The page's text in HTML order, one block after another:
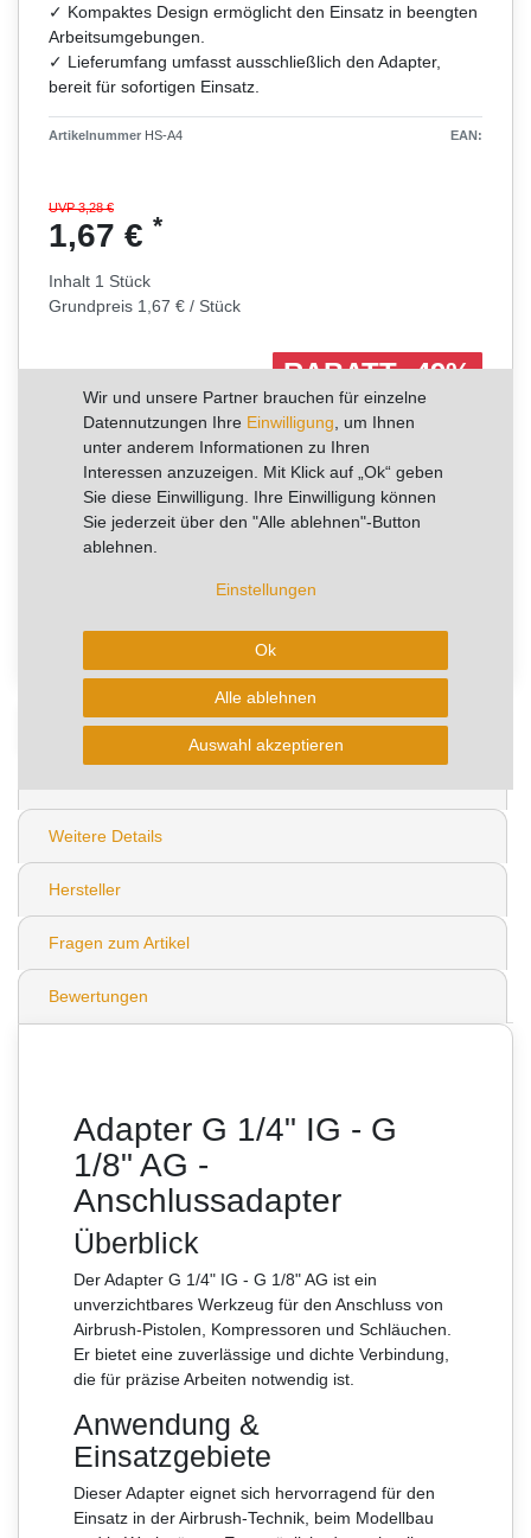
✓ Kompaktes Design ermöglicht den Einsatz in beengten
Arbeitsumgebungen.
✓ Lieferumfang umfasst ausschließlich den Adapter,
bereit für sofortigen Einsatz.
Artikelnummer HS-A4 EAN:
UVP 3,28 €
1,67 € *
Inhalt 1 Stück
Grundpreis 1,67 € / Stück
RABATT -49%
Sie sparen 1,61 €
Lieferzeit auf Anfrage / ausverkauft
In den Warenkorb
Wunschliste
Beschreibung
Weitere Details
Hersteller
Fragen zum Artikel
Bewertungen
Adapter G 1/4" IG - G
1/8" AG -
Anschlussadapter
Überblick
Der Adapter G 1/4" IG - G 1/8" AG ist ein
unverzichtbares Werkzeug für den Anschluss von
Airbrush-Pistolen, Kompressoren und Schläuchen.
Er bietet eine zuverlässige und dichte Verbindung,
die für präzise Arbeiten notwendig ist.
Anwendung &
Einsatzgebiete
Dieser Adapter eignet sich hervorragend für den
Einsatz in der Airbrush-Technik, beim Modellbau
Wir und unsere Partner brauchen für einzelne
Datennutzungen Ihre Einwilligung , um Ihnen
unter anderem Informationen zu Ihren
Interessen anzuzeigen. Mit Klick auf „Ok“ geben
Sie diese Einwilligung. Ihre Einwilligung können
Sie jederzeit über den "Alle ablehnen"-Button
ablehnen.
Einstellungen
Ok
Alle ablehnen
Auswahl akzeptieren